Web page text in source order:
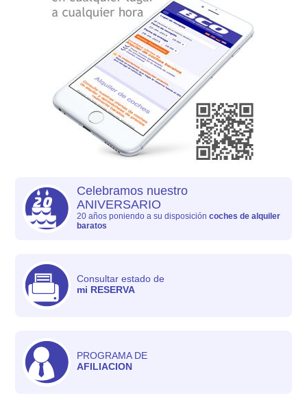
Celebramos nuestro
ANIVERSARIO
20 años poniendo a su disposicióncoches de alquiler
baratos
Consultar estado de
mi RESERVA
PROGRAMA DE
AFILIACION